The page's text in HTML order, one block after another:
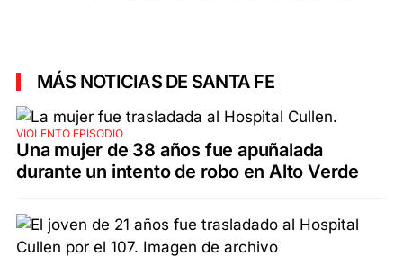
MÁS NOTICIAS DE SANTA FE
VIOLENTO EPISODIO
Una mujer de 38 años fue apuñalada
durante un intento de robo en Alto Verde